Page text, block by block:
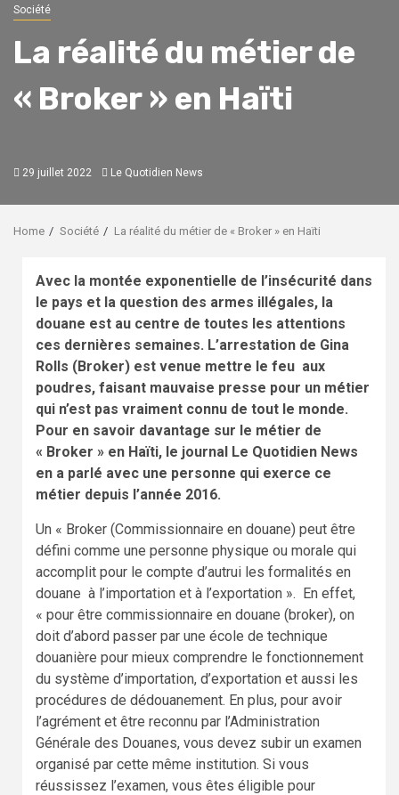
Société
La réalité du métier de
« Broker » en Haïti
29 juillet 2022 Le Quotidien News
Home Société La réalité du métier de « Broker » en Haïti
Avec la montée exponentielle de l’insécurité dans
le pays et la question des armes illégales, la
douane est au centre de toutes les attentions
ces dernières semaines. L’arrestation de Gina
Rolls (Broker) est venue mettre le feu aux
poudres, faisant mauvaise presse pour un métier
qui n’est pas vraiment connu de tout le monde.
Pour en savoir davantage sur le métier de
« Broker » en Haïti, le journal Le Quotidien News
en a parlé avec une personne qui exerce ce
métier depuis l’année 2016.
Un « Broker (Commissionnaire en douane) peut être
défini comme une personne physique ou morale qui
accomplit pour le compte d’autrui les formalités en
douane à l’importation et à l’exportation ». En effet,
« pour être commissionnaire en douane (broker), on
doit d’abord passer par une école de technique
douanière pour mieux comprendre le fonctionnement
du système d’importation, d’exportation et aussi les
procédures de dédouanement. En plus, pour avoir
l’agrément et être reconnu par l’Administration
Générale des Douanes, vous devez subir un examen
organisé par cette même institution. Si vous
réussissez l’examen, vous êtes éligible pour